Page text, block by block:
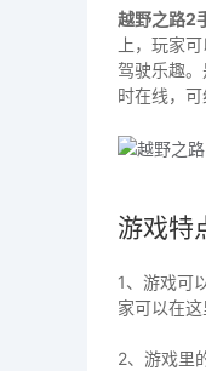
越野之路2
上，玩家
驾驶乐趣
时在线，
游戏特
1、游戏可
家可以在这
2、游戏里